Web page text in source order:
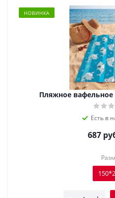
НОВИНКА
Пляжное
Есть в
687